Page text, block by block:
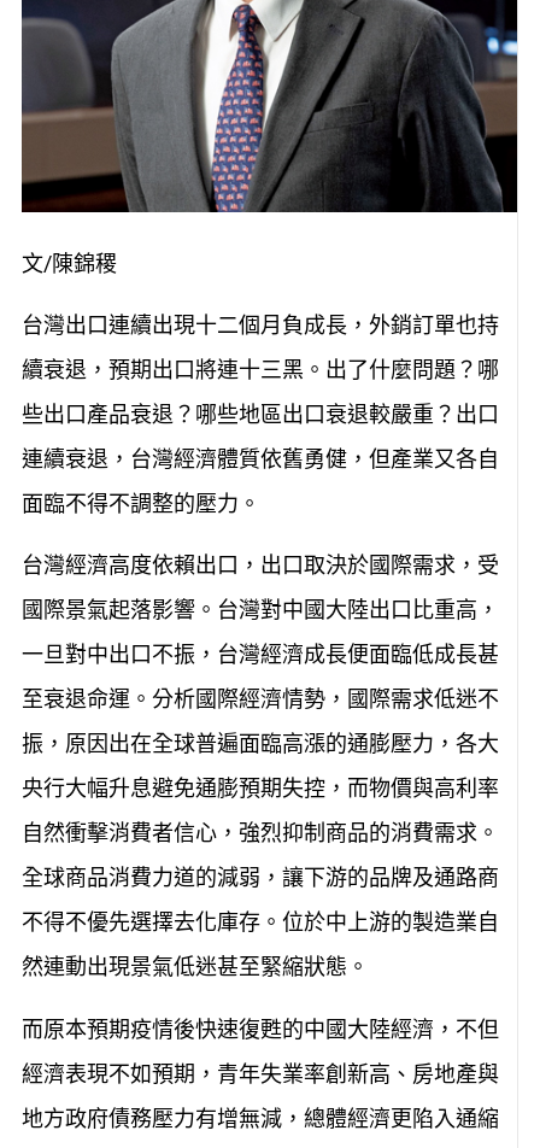
文/陳錦稷
台灣出口連續出現十二個月負成長，外銷訂單也持
續衰退，預期出口將連十三黑。出了什麼問題？哪
些出口產品衰退？哪些地區出口衰退較嚴重？出口
連續衰退，台灣經濟體質依舊勇健，但產業又各自
面臨不得不調整的壓力。
台灣經濟高度依賴出口，出口取決於國際需求，受
國際景氣起落影響。台灣對中國大陸出口比重高，
一旦對中出口不振，台灣經濟成長便面臨低成長甚
至衰退命運。分析國際經濟情勢，國際需求低迷不
振，原因出在全球普遍面臨高漲的通膨壓力，各大
央行大幅升息避免通膨預期失控，而物價與高利率
自然衝擊消費者信心，強烈抑制商品的消費需求。
全球商品消費力道的減弱，讓下游的品牌及通路商
不得不優先選擇去化庫存。位於中上游的製造業自
然連動出現景氣低迷甚至緊縮狀態。
而原本預期疫情後快速復甦的中國大陸經濟，不但
經濟表現不如預期，青年失業率創新高、房地產與
地方政府債務壓力有增無減，總體經濟更陷入通縮